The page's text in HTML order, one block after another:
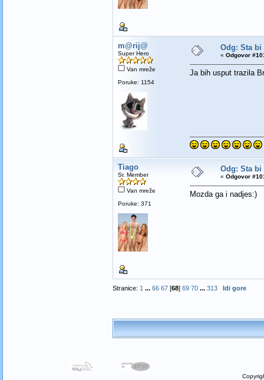
m@rij@
Super Hero
Van mreže
Poruke: 1154
Odg: Sta
« Odgovor
Ja bih usput trazila
Tiago
Sr. Member
Van mreže
Poruke: 371
Odg: Sta
« Odgovor
Mozda ga i nadjes:)
Stranice: 1 ... 66 67[68] 69 70 ... 313 Idi gore